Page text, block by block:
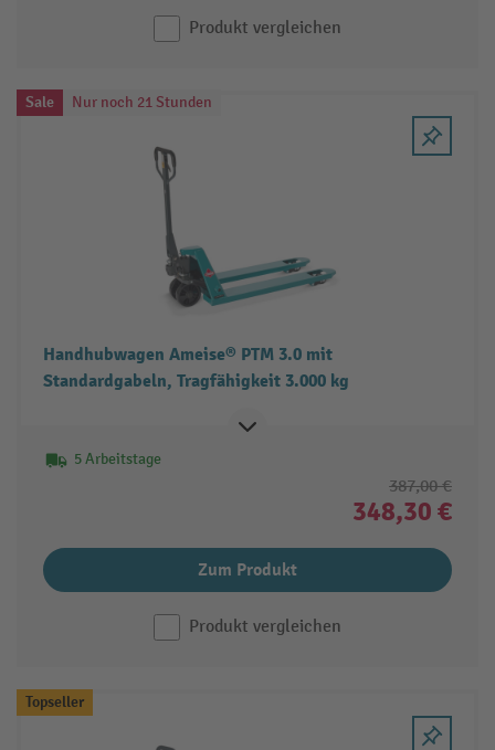
Produkt vergleichen
Sale Nur noch 21 Stunden
Handhubwagen Ameise® PTM 3.0 mit
Standardgabeln, Tragfähigkeit 3.000 kg
5 Arbeitstage
387,00 €
348,30 €
Zum Produkt
Produkt vergleichen
Topseller